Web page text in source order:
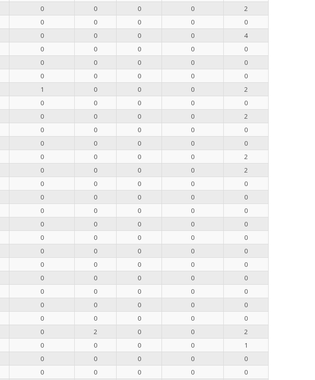
0 0 0 0
2
0 0 0 0
0
0 0 0 0
4
0 0 0 0
0
0 0 0 0
0
0 0 0 0
0
1 0 0 0
2
0 0 0 0
0
0 0 0 0
2
0 0 0 0
0
0 0 0 0
0
0 0 0 0
2
0 0 0 0
2
0 0 0 0
0
0 0 0 0
0
0 0 0 0
0
0 0 0 0
0
0 0 0 0
0
0 0 0 0
0
0 0 0 0
0
0 0 0 0
0
0 0 0 0
0
0 0 0 0
0
0 0 0 0
0
0 2 0 0
2
0 0 0 0
1
0 0 0 0
0
0 0 0 0
0